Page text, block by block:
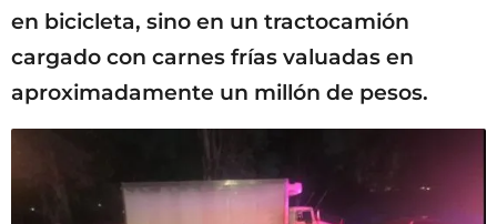
en bicicleta, sino en un tractocamión
cargado con carnes frías valuadas en
aproximadamente un millón de pesos.